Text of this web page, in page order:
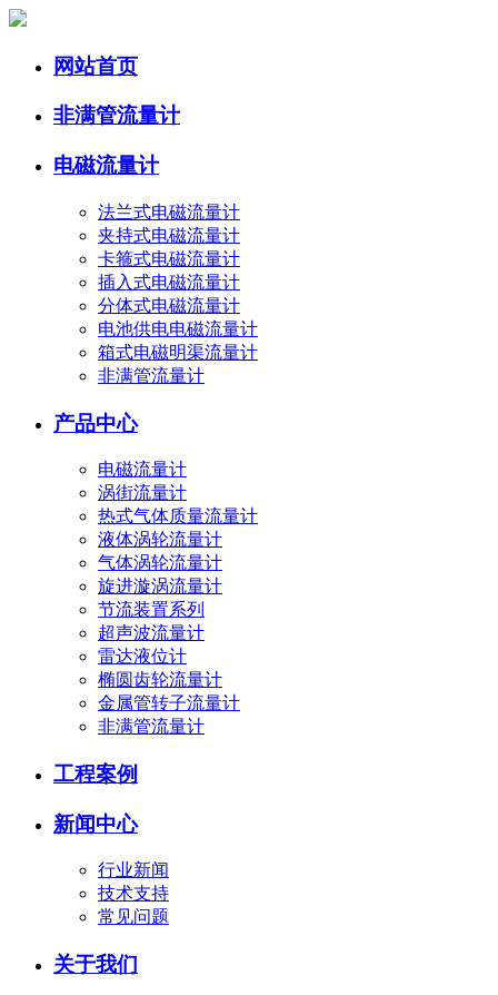
网站首页
非满管流量计
电磁流量计
法兰式电磁流量计
夹持式电磁流量计
卡箍式电磁流量计
插入式电磁流量计
分体式电磁流量计
电池供电电磁流量计
箱式电磁明渠流量计
非满管流量计
产品中心
电磁流量计
涡街流量计
热式气体质量流量计
液体涡轮流量计
气体涡轮流量计
旋进漩涡流量计
节流装置系列
超声波流量计
雷达液位计
椭圆齿轮流量计
金属管转子流量计
非满管流量计
工程案例
新闻中心
行业新闻
技术支持
常见问题
关于我们